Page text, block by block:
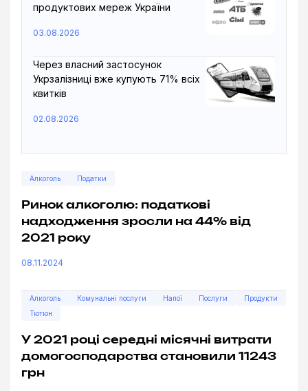
продуктових мереж України
03.08.2026
Через власний застосунок
Укрзалізниці вже купують 71% всіх
квитків
02.08.2026
Алкоголь Податки
Ринок алкоголю: податкові
надходження зросли на 44% від
2021 року
08.11.2024
Алкоголь Комунальні послуги Напої Послуги
Продукти
Тютюн
У 2021 році середні місячні витрати
домогосподарства становили 11243
грн